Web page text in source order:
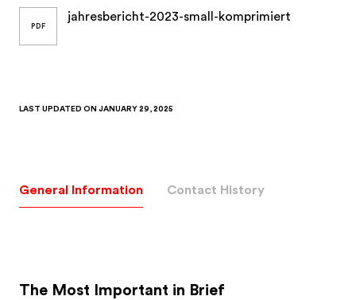
General Information Contact History
The Most Important in Brief
PDF
jahresbericht-2023-small-komprimiert
LAST UPDATED ON JANUARY 29, 2025